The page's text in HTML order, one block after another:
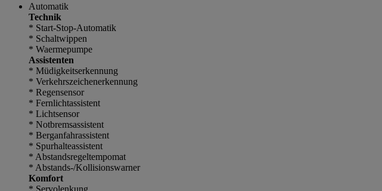
Automatik
Technik
* Start-Stop-Automatik
* Schaltwippen
* Waermepumpe
Assistenten
* Müdigkeitserkennung
* Verkehrszeichenerkennung
* Regensensor
* Fernlichtassistent
* Lichtsensor
* Notbremsassistent
* Berganfahrassistent
* Spurhalteassistent
* Abstandsregeltempomat
* Abstands-/Kollisionswarner
Komfort
* Servolenkung